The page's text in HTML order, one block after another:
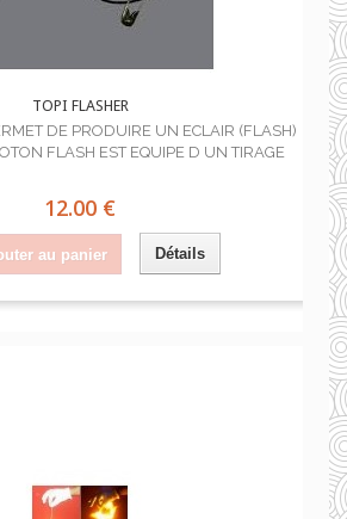
TOPI FLASHER
DE PRODUIRE UN ECLAIR (FLASH)
FLASH EST EQUIPE D UN TIRAGE
12.00 €
au panier Détails